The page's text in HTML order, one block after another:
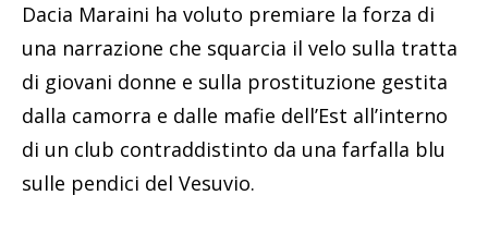
Dacia Maraini ha voluto premiare la forza di
una narrazione che squarcia il velo sulla tratta
di giovani donne e sulla prostituzione gestita
dalla camorra e dalle mafie dell’Est all’interno
di un club contraddistinto da una farfalla blu
sulle pendici del Vesuvio.